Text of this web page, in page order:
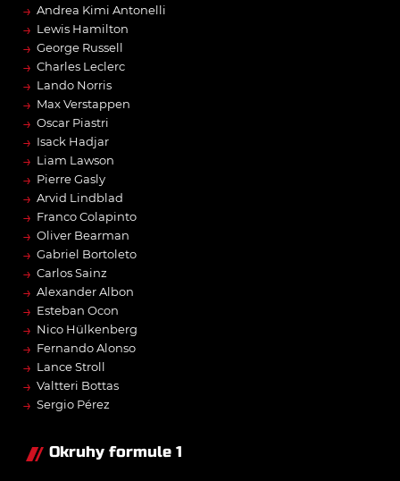
→ Andrea Kimi Antonelli
→ Lewis Hamilton
→ George Russell
→ Charles Leclerc
→ Lando Norris
→ Max Verstappen
→ Oscar Piastri
→ Isack Hadjar
→ Liam Lawson
→ Pierre Gasly
→ Arvid Lindblad
→ Franco Colapinto
→ Oliver Bearman
→ Gabriel Bortoleto
→ Carlos Sainz
→ Alexander Albon
→ Esteban Ocon
→ Nico Hülkenberg
→ Fernando Alonso
→ Lance Stroll
→ Valtteri Bottas
→ Sergio Pérez
Okruhy formule 1